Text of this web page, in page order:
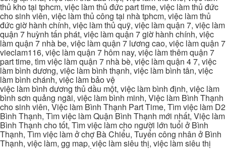
thủ kho tại tphcm, việc làm thủ đức part time, việc làm thủ đức
cho sinh viên, việc làm thủ công tại nhà tphcm, việc làm thủ
đức giờ hành chính, việc làm thủ quỹ, việc làm quận 7, việc làm
quận 7 huỳnh tấn phát, việc làm quận 7 giờ hành chính, việc
làm quận 7 nhà be, việc làm quận 7 lương cao, việc làm quận 7
vieclam116, việc làm quận 7 hôm nay, việc làm thêm quận 7
part time, tìm việc làm quận 7 nhà bè, việc làm quận 4 7, việc
làm bình dương, việc làm bình thạnh, việc làm bình tân, việc
làm bình chánh, việc làm bảo vệ
việc làm bình dương thủ dầu một, việc làm bình định, việc làm
bình sơn quảng ngãi, việc làm bình minh, Việc làm Bình Thạnh
cho sinh viên, Việc làm Bình Thạnh Part Time, Tìm việc làm D2
Bình Thạnh, Tìm việc làm Quận Bình Thạnh mới nhất, Việc làm
Bình Thạnh cho tốt, Tìm việc làm cho người lớn tuổi ở Bình
Thạnh, Tìm việc làm ở chợ Bà Chiểu, Tuyển công nhân ở Bình
Thạnh, việc làm, gg map, việc làm siêu thị, việc làm siêu thị